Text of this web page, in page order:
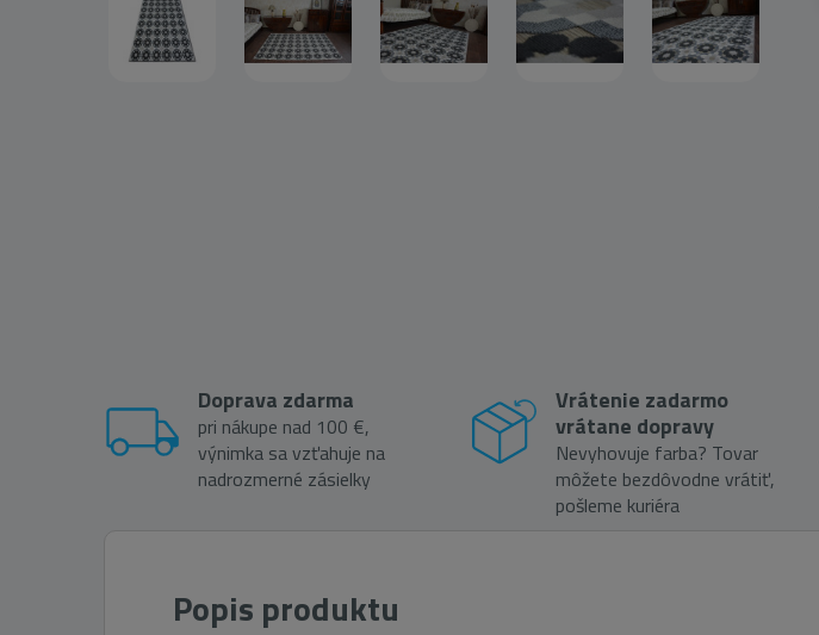
Doprava zdarma
pri nákupe nad 100 €,
výnimka sa vzťahuje na
nadrozmerné zásielky
Vrátenie zadarmo
vrátane dopravy
Nevyhovuje farba? Tovar
môžete bezdôvodne vrátiť,
pošleme kuriéra
Popis produktu